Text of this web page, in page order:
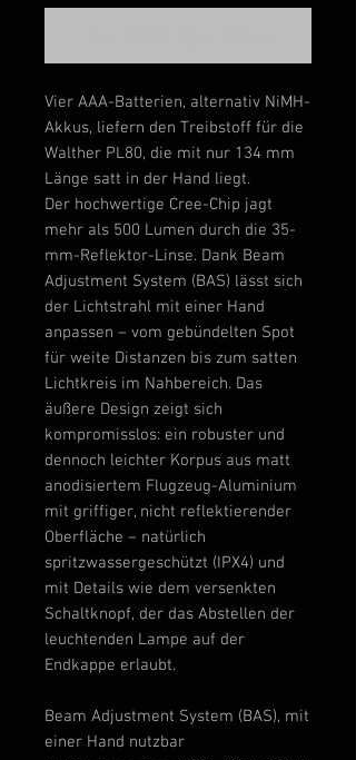
Vier AAA-Batterien, alternativ NiMH-
Akkus, liefern den Treibstoff für die
Walther PL80, die mit nur 134 mm
Länge satt in der Hand liegt.
Der hochwertige Cree-Chip jagt
mehr als 500 Lumen durch die 35-
mm-Reflektor-Linse. Dank Beam
Adjustment System (BAS) lässt sich
der Lichtstrahl mit einer Hand
anpassen – vom gebündelten Spot
für weite Distanzen bis zum satten
Lichtkreis im Nahbereich. Das
äußere Design zeigt sich
kompromisslos: ein robuster und
dennoch leichter Korpus aus matt
anodisiertem Flugzeug-Aluminium
mit griffiger, nicht reflektierender
Oberfläche – natürlich
spritzwassergeschützt (IPX4) und
mit Details wie dem versenkten
Schaltknopf, der das Abstellen der
leuchtenden Lampe auf der
Endkappe erlaubt.
Beam Adjustment System (BAS), mit
einer Hand nutzbar